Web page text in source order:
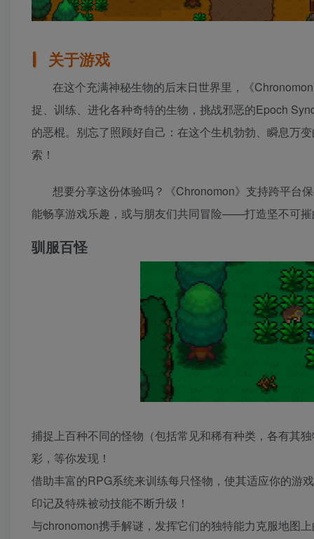
关于游戏
在这个充满神秘生物的后末日世界里，《
捉、训练、进化各种奇特的生物，挑战邪恶的Epoch
的恶棍。别忘了照顾好自己：在这个生机勃勃、瞬息万
索！
想要分享这份体验吗？《Chronomon》支持跨平台
能畅享游戏乐趣，或与朋友们共同冒险——打造坚不可
驯服百怪
捕捉上百种不同的怪物（包括常见和稀有种类，各有
彩，等你发现！
借助丰富的RPG系统来训练每只怪物，使其适应你的游
印记及特殊被动技能不断升级！
与chronomon携手解谜，发挥它们的独特能力克服地图